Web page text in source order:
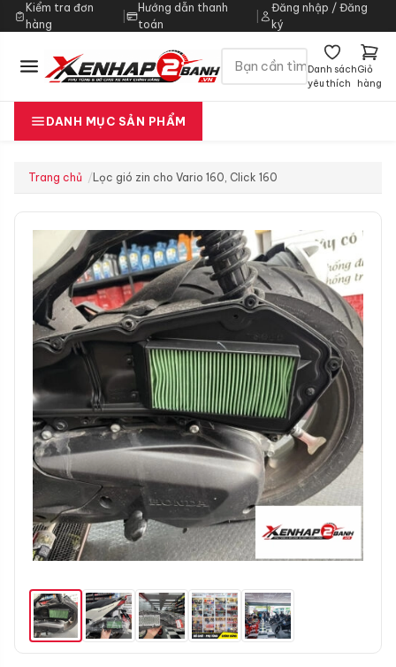
Kiểm tra đơn
hàng
|
Hướng dẫn thanh
toán
Đăng nhập / Đăng
ký
Danh sách
yêu thích
Giỏ
hàng
DANH MỤC SẢN PHẨM
Trang chủ Lọc gió zin cho Vario 160, Click 160